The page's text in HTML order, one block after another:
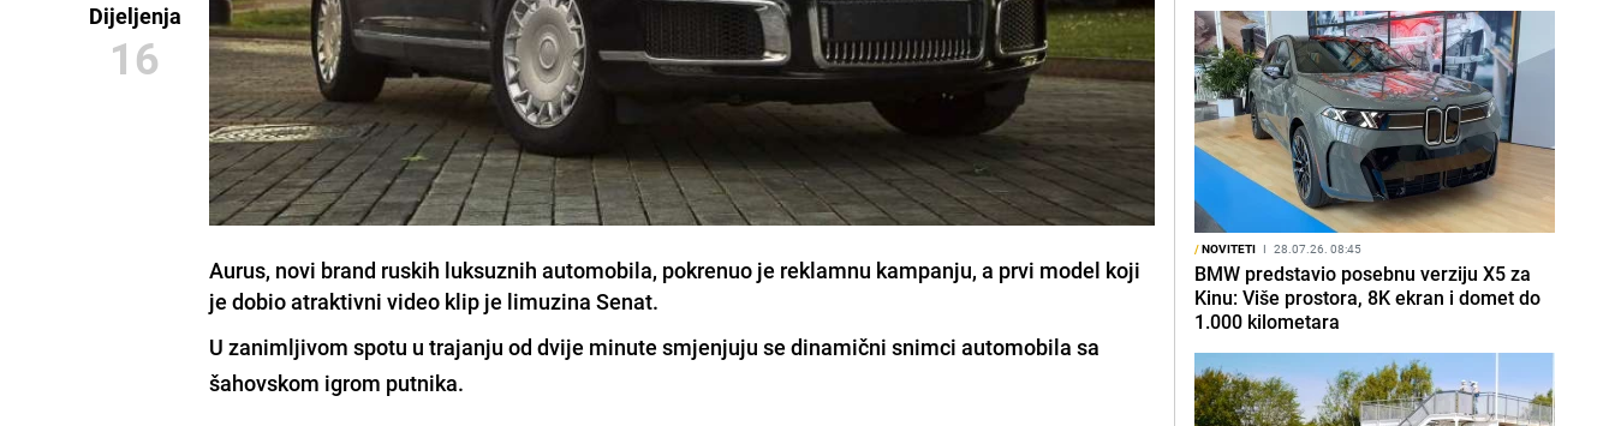
Dijeljenja
16
Aurus, novi brand ruskih luksuznih automobila, pokrenuo je reklamnu kampanju, a prvi model koji
je dobio atraktivni video klip je limuzina Senat.
U zanimljivom spotu u trajanju od dvije minute smjenjuju se dinamični snimci automobila sa
šahovskom igrom putnika.
/NOVITETI I 28.07.26. 08:45
BMW predstavio posebnu verziju X5 za
Kinu: Više prostora, 8K ekran i domet do
1.000 kilometara